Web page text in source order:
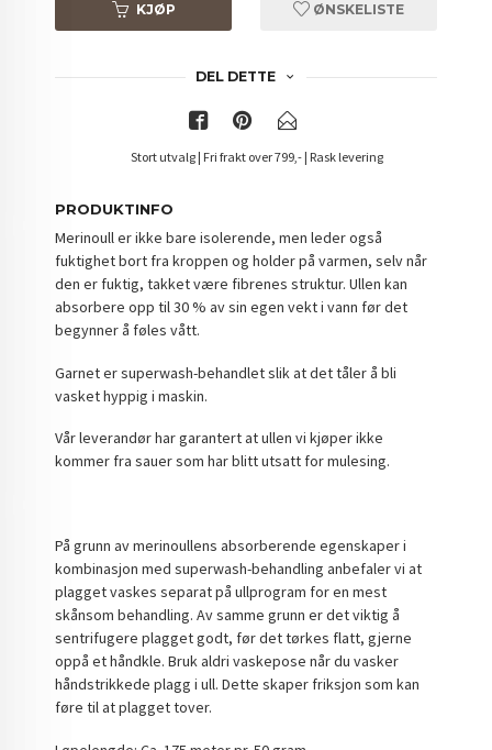
KJØP ØNSKELISTE
DEL DETTE
Stort utvalg | Fri frakt over 799,- | Rask levering
PRODUKTINFO
Merinoull er ikke bare isolerende, men leder også
fuktighet bort fra kroppen og holder på varmen, selv når
den er fuktig, takket være fibrenes struktur. Ullen kan
absorbere opp til 30 % av sin egen vekt i vann før det
begynner å føles vått.
Garnet er superwash-behandlet slik at det tåler å bli
vasket hyppig i maskin.
Vår leverandør har garantert at ullen vi kjøper ikke
kommer fra sauer som har blitt utsatt for mulesing.
På grunn av merinoullens absorberende egenskaper i
kombinasjon med superwash-behandling anbefaler vi at
plagget vaskes separat på ullprogram for en mest
skånsom behandling. Av samme grunn er det viktig å
sentrifugere plagget godt, før det tørkes flatt, gjerne
oppå et håndkle. Bruk aldri vaskepose når du vasker
håndstrikkede plagg i ull. Dette skaper friksjon som kan
føre til at plagget tover.